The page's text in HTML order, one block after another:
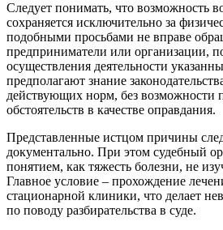
Следует понимать, что возможность
сохраняется исключительно за
подобными просьбами не вправе
предприниматели или организации,
осуществления деятельности
предполагают знание
действующих норм, без возможности
обстоятельств в качестве оправдания.
Представленные истцом причины
документально. При этом судебный
понятием, как тяжесть болезни, не
Главное условие – прохождение
стационарной клиники, что делает
по поводу разбирательства в суде.